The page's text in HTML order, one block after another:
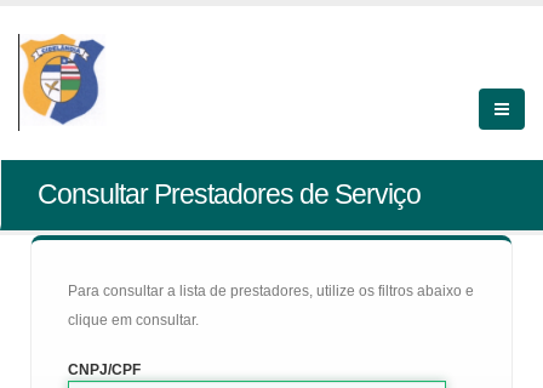
Consultar Prestadores de Serviço
Para consultar a lista de prestadores, utilize os filtros abaixo e
clique em consultar.
CNPJ/CPF